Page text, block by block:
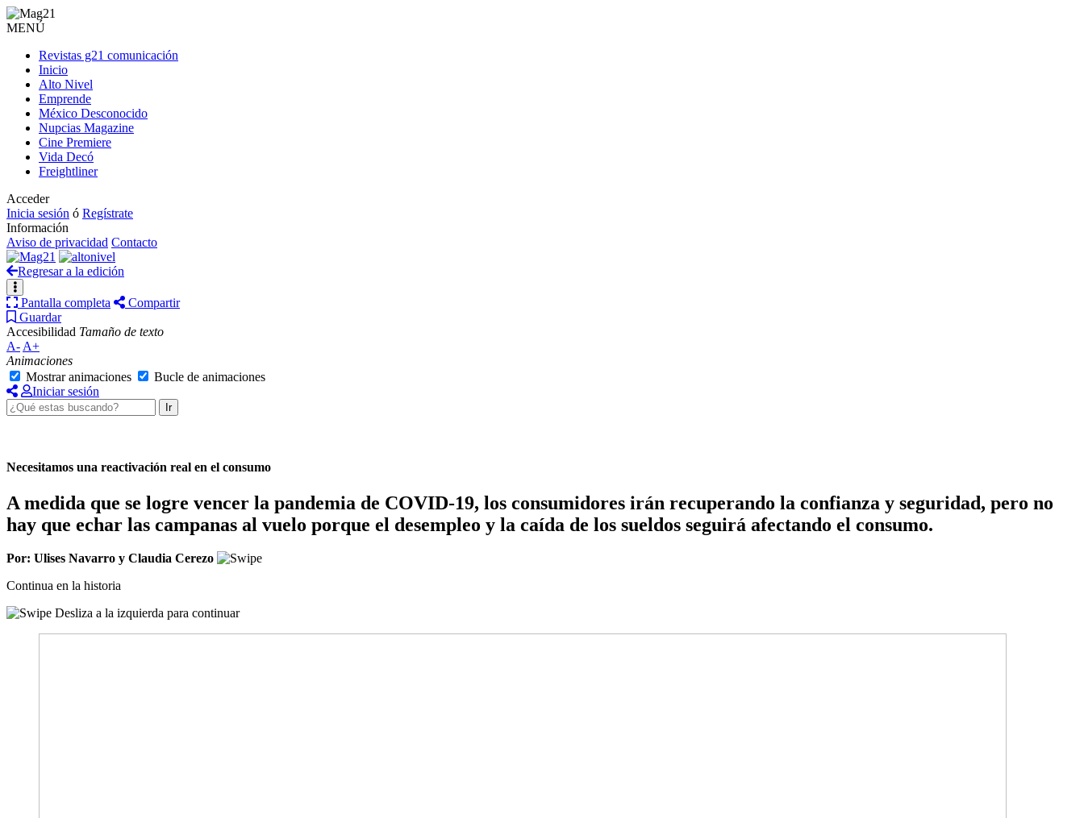
MENÚ
Revistas g21 comunicación
Inicio
Alto Nivel
Emprende
México Desconocido
Nupcias Magazine
Cine Premiere
Vida Decó
Freightliner
Acceder
Inicia sesión ó Regístrate
Información
Aviso de privacidad Contacto
Regresar a la edición
Pantalla completa
Compartir
Guardar
Accesibilidad Tamaño de texto
A- A+
Animaciones
Mostrar animaciones
Bucle de animaciones
Iniciar sesión
Ir
Necesitamos una reactivación real en el consumo
A medida que se logre vencer la pandemia de COVID-19, los consumidores irán recuperando la confianza y seguridad, pero no
hay que echar las campanas al vuelo porque el desempleo y la caída de los sueldos seguirá afectando el consumo.
Por: Ulises Navarro y Claudia Cerezo
Continua en la historia
Desliza a la izquierda para continuar